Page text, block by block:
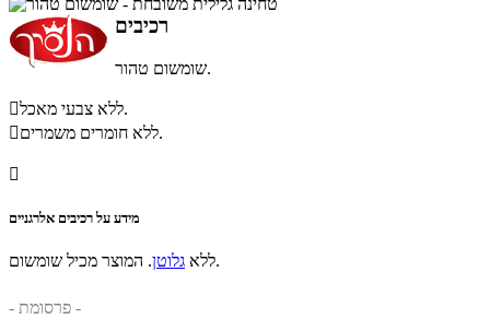
רכיבים
שומשום טהור.

ללא צבעי מאכל.

ללא חומרים משמרים.

מידע על רכיבים אלרגניים
ללא גלוטן . המוצר מכיל שומשום.
- פרסומת -